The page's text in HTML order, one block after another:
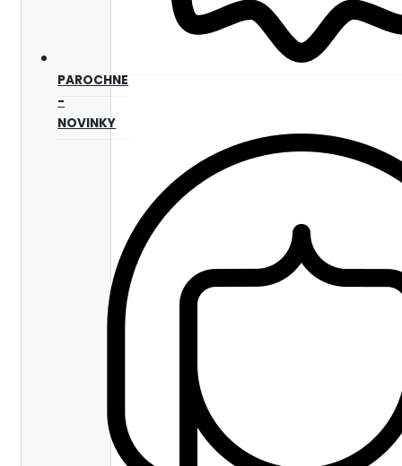
PAROCHNE
-
NOVINKY